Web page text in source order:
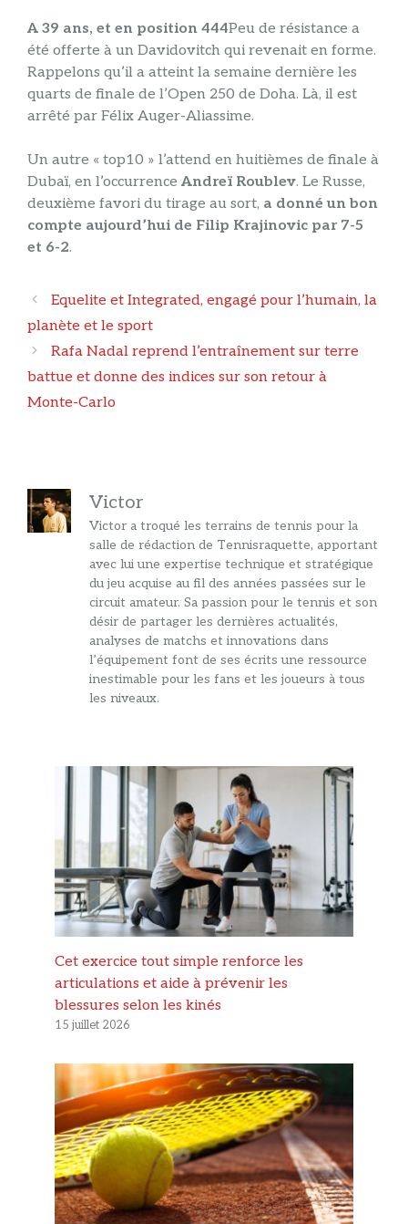
A 39 ans, et en position 444Peu de résistance a
été offerte à un Davidovitch qui revenait en forme.
Rappelons qu’il a atteint la semaine dernière les
quarts de finale de l’Open 250 de Doha. Là, il est
arrêté par Félix Auger-Aliassime.
Un autre « top10 » l’attend en huitièmes de finale à
Dubaï, en l’occurrence Andreï Roublev. Le Russe,
deuxième favori du tirage au sort, a donné un bon
compte aujourd’hui de Filip Krajinovic par 7-5
et 6-2.
Navigation
des
articles
Equelite et Integrated, engagé pour l’humain, la
planète et le sport
Rafa Nadal reprend l’entraînement sur terre
battue et donne des indices sur son retour à
Monte-Carlo
Victor
Victor a troqué les terrains de tennis pour la
salle de rédaction de Tennisraquette, apportant
avec lui une expertise technique et stratégique
du jeu acquise au fil des années passées sur le
circuit amateur. Sa passion pour le tennis et son
désir de partager les dernières actualités,
analyses de matchs et innovations dans
l’équipement font de ses écrits une ressource
inestimable pour les fans et les joueurs à tous
les niveaux.
Cet exercice tout simple renforce les
articulations et aide à prévenir les
blessures selon les kinés
15 juillet 2026